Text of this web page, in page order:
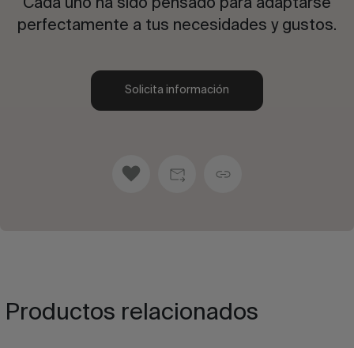
Cada uno ha sido pensado para adaptarse
perfectamente a tus necesidades y gustos.
Solicita información
Productos relacionados